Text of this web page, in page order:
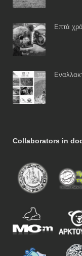
Επτά
Collaborators in